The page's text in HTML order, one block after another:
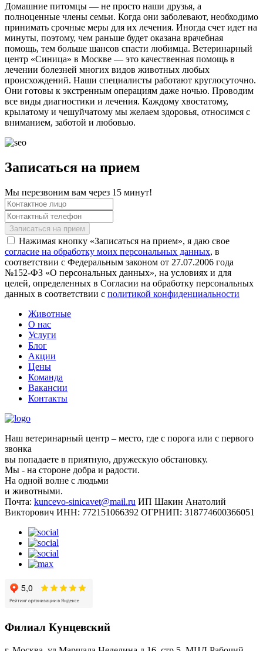
Домашние питомцы — не просто наши друзья, а
полноценные члены семьи. Когда они заболевают, необходимо
принимать срочные меры для их лечения. Иногда счет идет на
минуты, поэтому, чем раньше будет оказана врачебная
помощь, тем больше шансов спасти любимца. Ветеринарный
центр «Синица» в Москве — это качественная помощь в
лечении болезней многих видов животных любых
происхождений. Наши специалисты работают круглосуточно.
Они готовы к экстренным операциям даже ночью. Проводим
все виды диагностики и лечения. Каждому хвостатому,
крылатому и чешуйчатому мы желаем здоровья, относимся с
вниманием, заботой и любовью.
Записаться на прием
Мы перезвоним вам через 15 минут!
Нажимая кнопку «Записаться на прием», я даю свое
согласие на обработку моих персональных данных, в
соответствии с Федеральным законом от 27.07.2006 года
№152-ФЗ «О персональных данных», на условиях и для
целей, определенных в Согласии на обработку персональных
данных в соответствии с политикой конфиденциальности
Животные
О нас
Услуги
Блог
Акции
Цены
Команда
Вакансии
Контакты
Наш ветеринарный центр – место, где с порога или с первого
звонка
вы попадаете в приятную, дружескую обстановку.
Мы - на стороне добра и радости.
На одной волне с людьми
и животными.
Почта: kuncevo-sinicavet@mail.ru ИП Шакин Анатолий
Викторович ИНН: 772151066392 ОГРНИП: 318774600366051
Филиал Кунцевский